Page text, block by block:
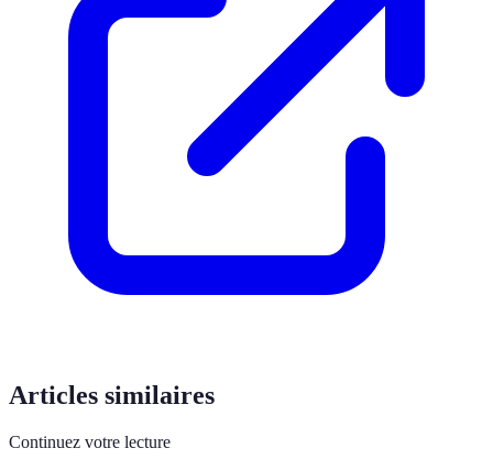
Articles similaires
Continuez votre lecture